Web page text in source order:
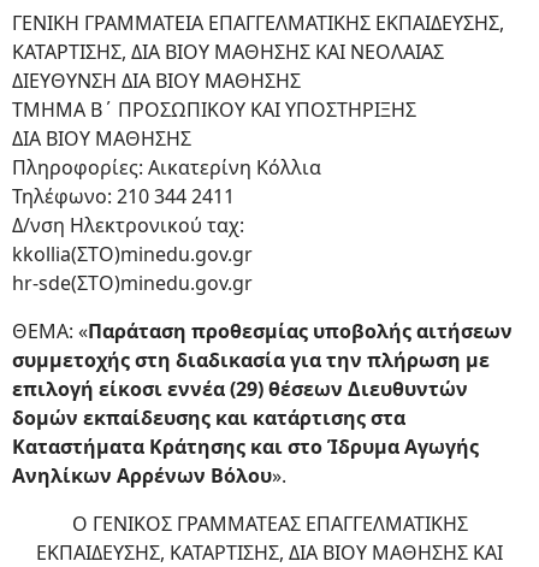
ΓΕΝΙΚΗ ΓΡΑΜΜΑΤΕΙΑ ΕΠΑΓΓΕΛΜΑΤΙΚΗΣ ΕΚΠΑΙΔΕΥΣΗΣ,
ΚΑΤΑΡΤΙΣΗΣ, ΔΙΑ ΒΙΟΥ ΜΑΘΗΣΗΣ ΚΑΙ ΝΕΟΛΑΙΑΣ
ΔΙΕΥΘΥΝΣΗ ΔΙΑ ΒΙΟΥ ΜΑΘΗΣΗΣ
ΤΜΗΜΑ Β΄ ΠΡΟΣΩΠΙΚΟΥ ΚΑΙ ΥΠΟΣΤΗΡΙΞΗΣ
ΔΙΑ ΒΙΟΥ ΜΑΘΗΣΗΣ
Πληροφορίες: Αικατερίνη Κόλλια
Τηλέφωνο: 210 344 2411
Δ/νση Ηλεκτρονικού ταχ:
kkollia(ΣΤΟ)minedu.gov.gr
hr-sde(ΣΤΟ)minedu.gov.gr
ΘΕΜΑ: «Παράταση προθεσμίας υποβολής αιτήσεων
συμμετοχής στη διαδικασία για την πλήρωση με
επιλογή είκοσι εννέα (29) θέσεων Διευθυντών
δομών εκπαίδευσης και κατάρτισης στα
Καταστήματα Κράτησης και στο Ίδρυμα Αγωγής
Ανηλίκων Αρρένων Βόλου».
Ο ΓΕΝΙΚΟΣ ΓΡΑΜΜΑΤΕΑΣ ΕΠΑΓΓΕΛΜΑΤΙΚΗΣ
ΕΚΠΑΙΔΕΥΣΗΣ, ΚΑΤΑΡΤΙΣΗΣ, ΔΙΑ ΒΙΟΥ ΜΑΘΗΣΗΣ ΚΑΙ